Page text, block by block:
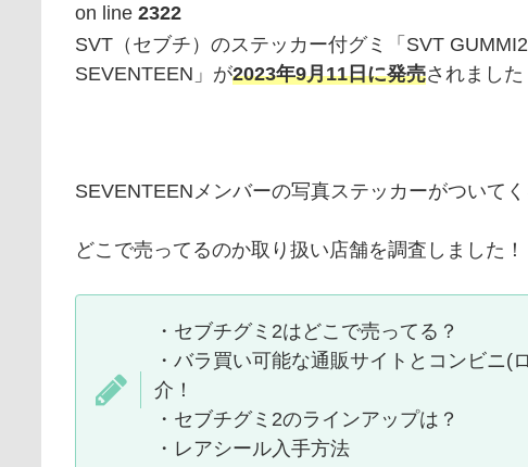
on line 2322
SVT（セブチ）のステッカー付グミ「SVT
SEVENTEEN」が2023年9月11日に発売されました
SEVENTEENメンバーの写真ステッカーがついてく
どこで売ってるのか取り扱い店舗を調査しました！
・セブチグミ2はどこで売ってる？
・バラ買い可能な通販サイトとコンビニ
介！
・セブチグミ2のラインアップは？
・レアシール入手方法